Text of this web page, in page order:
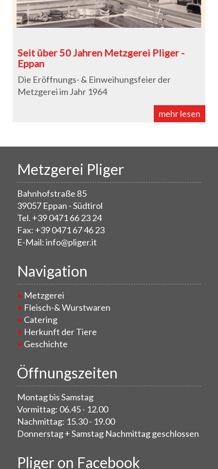
Seit über 50 Jahren Metzgerei Pliger -
Eppan
Die Eröffnungs- & Einweihungsfeier der
Metzgerei im Jahr 1964
mehr lesen
Metzgerei Pliger
Bahnhofstraße 85
39057 Eppan - Südtirol
Tel. +39 0471 66 23 24
Fax: +39 0471 67 46 23
E-Mail: info@pliger.it
Navigation
Metzgerei
Fleisch-& Wurstwaren
Catering
Herkunft der Tiere
Geschichte
Öffnungszeiten
Montag bis Samstag
Vormittag: 06.45 - 12.00
Nachmittag: 15.30 - 19.00
Donnerstag + Samstag Nachmittag geschlossen
Pliger on Facebook